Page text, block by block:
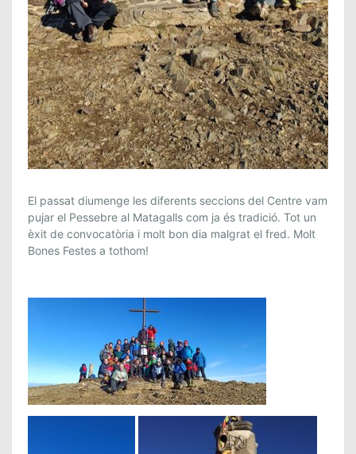
È
X
I
T
P
U
J
A
D
El passat diumenge les diferents seccions del Centre vam
pujar el Pessebre al Matagalls com ja és tradició. Tot un
èxit de convocatòria i molt bon dia malgrat el fred. Molt
Bones Festes a tothom!